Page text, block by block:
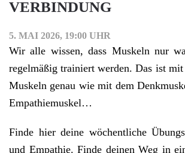
VERBINDUNG
5. MAI 2026, 19:00 UHR
Wir alle wissen, dass Muskeln nur
regelmäßig trainiert werden. Das ist
Muskeln genau wie mit dem
Empathiemuskel…
Finde hier deine wöchentliche
und Empathie. Finde deinen Weg in